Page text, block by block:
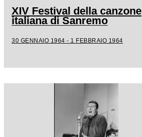
XIV Festival della canzone
italiana di Sanremo
30 GENNAIO 1964 - 1 FEBBRAIO 1964